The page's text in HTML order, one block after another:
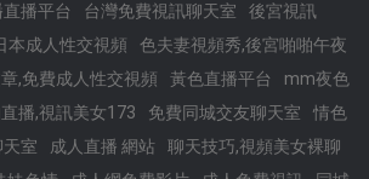
播平台 台灣免費視訊聊天室
後宮視訊
本成人性交視頻
色夫妻視頻秀,後宮啪啪午夜
,免費成人性交視頻 黃色直播平台
mm夜色
播,視訊美女173
免費同城交友聊天室
情色
室
成人直播 網站
聊天技巧,視頻美女裸聊